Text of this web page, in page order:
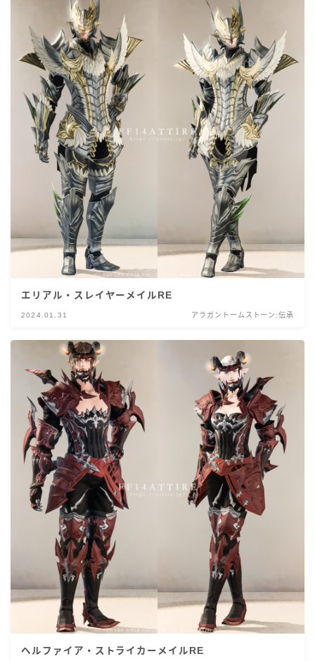
エリアル・スレイヤーメイルRE
2024.01.31 アラガントームストーン:伝承
ヘルファイア・ストライカーメイルRE